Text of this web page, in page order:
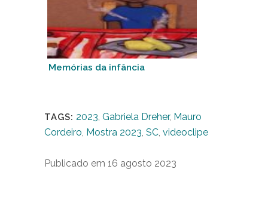
Memórias da infância
TAGS: 2023, Gabriela Dreher, Mauro
Cordeiro, Mostra 2023, SC, videoclipe
Publicado em 16 agosto 2023